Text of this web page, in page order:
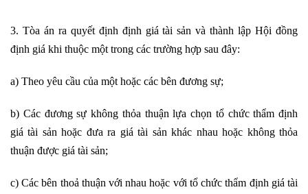
3. Tòa án ra quyết định định giá tài sản và thành lập Hội đồng
định giá khi thuộc một trong các trường hợp sau đây:
a) Theo yêu cầu của một hoặc các bên đương sự;
b) Các đương sự không thỏa thuận lựa chọn tổ chức thẩm định
giá tài sản hoặc đưa ra giá tài sản khác nhau hoặc không thỏa
thuận được giá tài sản;
c) Các bên thoả thuận với nhau hoặc với tổ chức thẩm định giá tài